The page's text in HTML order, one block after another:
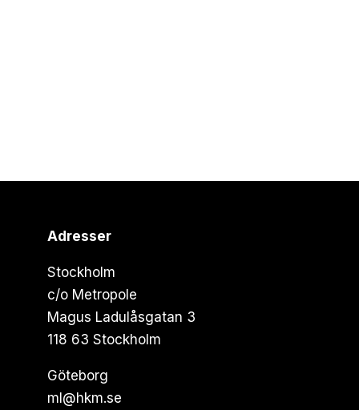
Adresser
Stockholm
c/o Metropole
Magus Ladulåsgatan 3
118 63 Stockholm
Göteborg
ml@hkm.se